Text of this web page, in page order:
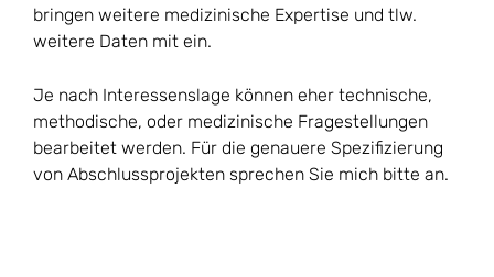
bringen weitere medizinische Expertise und tlw.
weitere Daten mit ein.
Je nach Interessenslage können eher technische,
methodische, oder medizinische Fragestellungen
bearbeitet werden. Für die genauere Spezifizierung
von Abschlussprojekten sprechen Sie mich bitte an.